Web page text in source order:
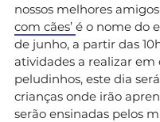
nossos melhores
com cães’ é o nome do
de junho, a partir das
atividades a realizar
peludinhos, este dia
crianças onde irão
serão ensinadas pelos